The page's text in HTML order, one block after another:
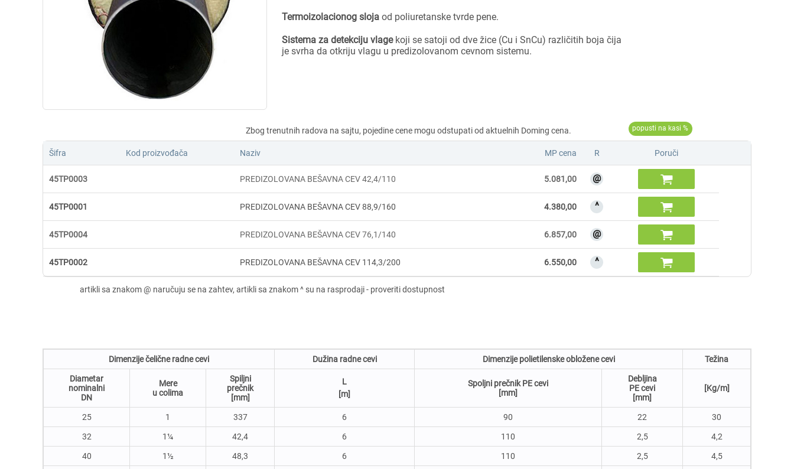
Termoizolacionog sloja od poliuretanske tvrde pene.
Sistema za detekciju vlagekoji se satoji od dve žice (Cu i SnCu) različitih boja čija
je svrha da otkriju vlagu u predizolovanom cevnom sistemu.
Šifra Kod proizvođača Naziv MP cena R Poruči
45TP0003 PREDIZOLOVANA BEŠAVNA CEV 42,4/110 5.081,00 @ 
45TP0001 PREDIZOLOVANA BEŠAVNA CEV 88,9/160 4.380,00 ^ 
45TP0004 PREDIZOLOVANA BEŠAVNA CEV 76,1/140 6.857,00 @ 
45TP0002 PREDIZOLOVANA BEŠAVNA CEV 114,3/200 6.550,00 ^ 
Dimenzije čelične radne cevi Dužina radne cevi Dimenzije polietilenske obložene cevi Težina
Diametar
nominalni
DN
Mere
u colima
Spiljni
prečnik
[mm]
L
[m]
Spoljni prečnik PE cevi
[mm]
Debljina
PE cevi
[mm]
[Kg/m]
25 1 337 6 90 22 30
32 1¼ 42,4 6 110 2,5 4,2
40 1½ 48,3 6 110 2,5 4,5